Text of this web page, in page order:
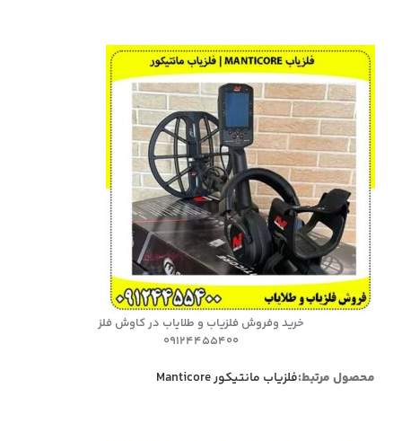
خرید وفروش فلزیاب و طلایاب در کاوش فلز
09124455400
محصول مرتبط:فلزیاب مانتیکور Manticore